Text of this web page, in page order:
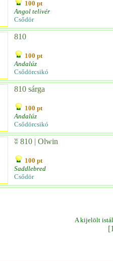
100 pt
Angol telivér
Csődör
810
100 pt
Andalúz
Csődörcsikó
810 sárga
100 pt
Andalúz
Csődörcsikó
ʬ 810 | Olwin
100 pt
Saddlebred
Csődör
A kijelölt